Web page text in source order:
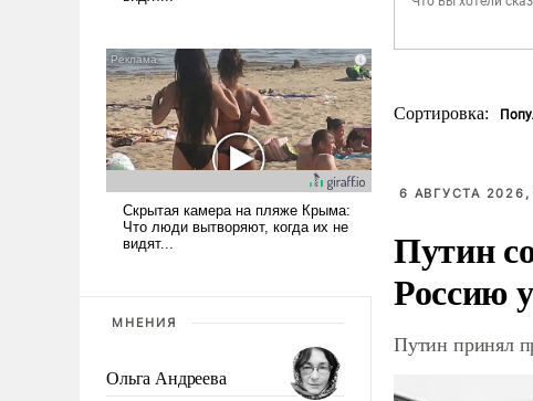
МНЕНИЯ
Ольга Андреева
Сортировка:
6 АВГУСТА 2026,
Путин
Россию
Путин принял